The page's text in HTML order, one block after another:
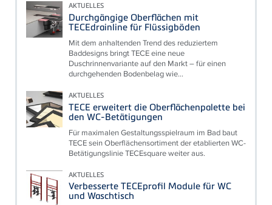
AKTUELLES
Durchgängige Oberflächen mit
TECEdrainline für Flüssigböden
Mit dem anhaltenden Trend des reduziertem
Baddesigns bringt TECE eine neue
Duschrinnenvariante auf den Markt – für einen
durchgehenden Bodenbelag wie...
AKTUELLES
TECE erweitert die Oberflächenpalette bei
den WC-Betätigungen
Für maximalen Gestaltungsspielraum im Bad baut
TECE sein Oberflächensortiment der etablierten WC-
Betätigungslinie TECEsquare weiter aus.
AKTUELLES
Verbesserte TECEprofil Module für WC
und Waschtisch